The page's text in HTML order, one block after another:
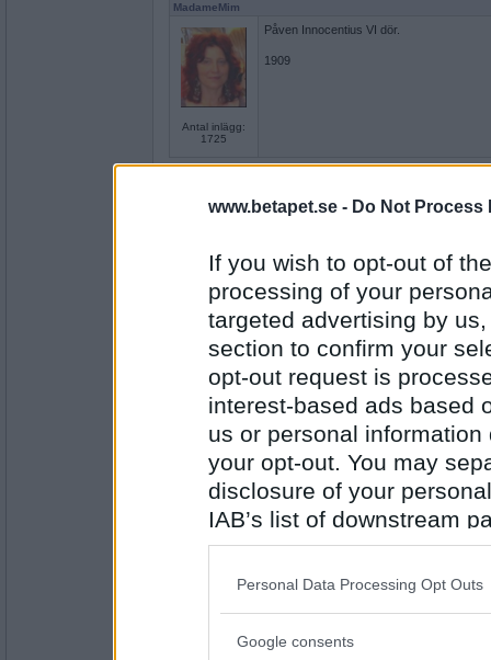
www.betapet.se - Do Not Process
If you wish to opt-out of
processing of your
targeted advertising by
section to confirm your
opt-out request is
interest-based ads based
us or personal
your opt-out. You may
disclosure of your
IAB’s list of downstream
also be disclosed by us
Downstream Participants
Please note that this
Personal Data Processing Opt Outs
Google consents
MadameMim
Antal inlägg:
1725
Påven Innocentius VI dör.
1909
Antal inlägg:
3157
1909 var det storstrekj i Ådalen efter en
MadameMim
Antal inlägg:
1725
Alice Babs deltog i
1972
myran_64- Ej medlem längre